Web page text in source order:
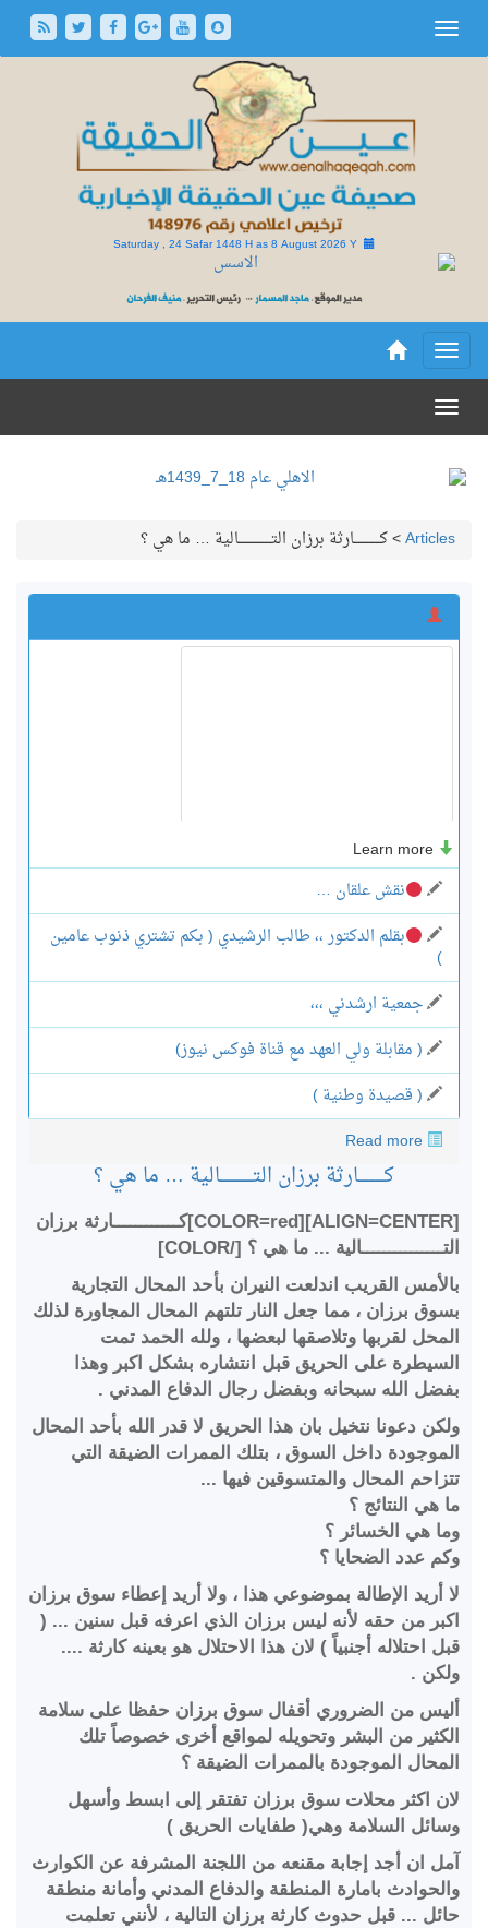
Saturday , 24 Safar 1448 H as8 August 2026 Y
Articles
>كــــــــــــارثة برزان التـــــــــــــــالية … ما هي ؟
نقش علقان …
بقلم الدكتور ،، طالب الرشيدي ( بكم تشتري ذنوب عامين
)
جمعية ارشدني ،،،
( مقابلة ولي العهد مع قناة فوكس نيوز)
( قصيدة وطنية )
Read more
كــــــــــــارثة برزان التـــــــــــــــالية … ما هي ؟
[ALIGN=CENTER][COLOR=red]كــــــــــــارثة برزان
التـــــــــــــــالية ... ما هي ؟ [/COLOR]
بالأمس القريب اندلعت النيران بأحد المحال التجارية
بسوق برزان ، مما جعل النار تلتهم المحال المجاورة لذلك
المحل لقربها وتلاصقها لبعضها ، ولله الحمد تمت
السيطرة على الحريق قبل انتشاره بشكل اكبر وهذا
بفضل الله سبحانه وبفضل رجال الدفاع المدني .
ولكن دعونا نتخيل بان هذا الحريق لا قدر الله بأحد المحال
الموجودة داخل السوق ، بتلك الممرات الضيقة التي
تتزاحم المحال والمتسوقين فيها ...
ما هي النتائج ؟
وما هي الخسائر ؟
وكم عدد الضحايا ؟
لا أريد الإطالة بموضوعي هذا ، ولا أريد إعطاء سوق برزان
اكبر من حقه لأنه ليس برزان الذي اعرفه قبل سنين ... (
قبل احتلاله أجنبياً ) لان هذا الاحتلال هو بعينه كارثة ....
ولكن .
أليس من الضروري أقفال سوق برزان حفظا على سلامة
الكثير من البشر وتحويله لمواقع أخرى خصوصاً تلك
المحال الموجودة بالممرات الضيقة ؟
لان اكثر محلات سوق برزان تفتقر إلى ابسط وأسهل
وسائل السلامة وهي( طفايات الحريق )
آمل ان أجد إجابة مقنعه من اللجنة المشرفة عن الكوارث
والحوادث بامارة المنطقة والدفاع المدني وأمانة منطقة
حائل ... قبل حدوث كارثة برزان التالية ، لأنني تعلمت